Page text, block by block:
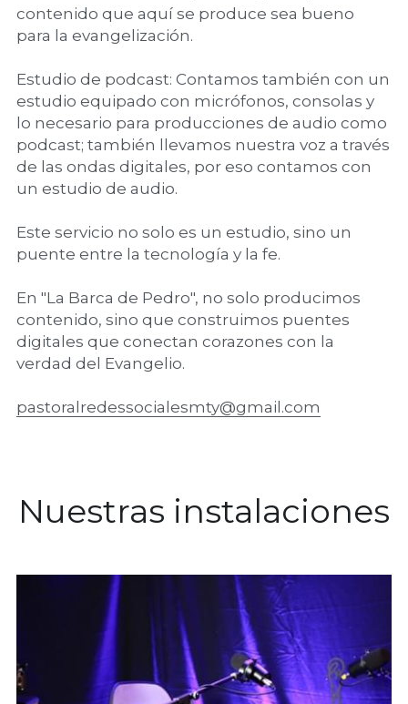
contenido que aquí se produce sea bueno
para la evangelización.
Estudio de podcast: Contamos también con un
estudio equipado con micrófonos, consolas y
lo necesario para producciones de audio como
podcast; también llevamos nuestra voz a través
de las ondas digitales, por eso contamos con
un estudio de audio.
Este servicio no solo es un estudio, sino un
puente entre la tecnología y la fe.
En "La Barca de Pedro", no solo producimos
contenido, sino que construimos puentes
digitales que conectan corazones con la
verdad del Evangelio.
pastoralredessocialesmty@gmail.com
Nuestras instalaciones